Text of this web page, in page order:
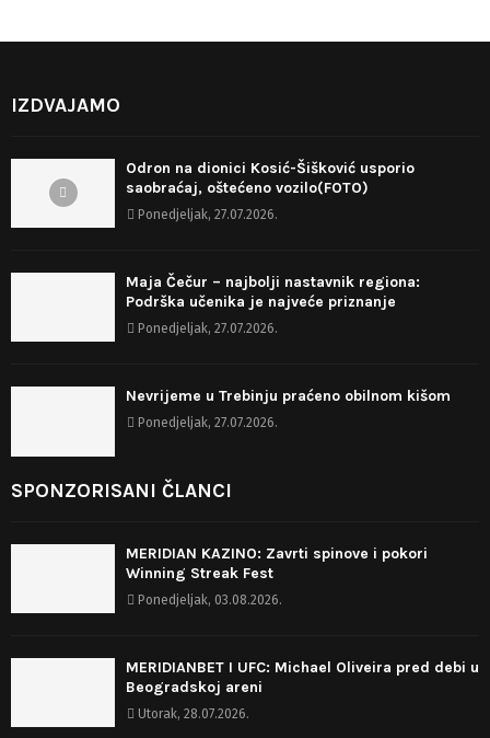
IZDVAJAMO
Odron na dionici Kosić-Šišković usporio
saobraćaj, oštećeno vozilo(FOTO)
Ponedjeljak, 27.07.2026.
Maja Čečur – najbolji nastavnik regiona:
Podrška učenika je najveće priznanje
Ponedjeljak, 27.07.2026.
Nevrijeme u Trebinju praćeno obilnom kišom
Ponedjeljak, 27.07.2026.
SPONZORISANI ČLANCI
MERIDIAN KAZINO: Zavrti spinove i pokori
Winning Streak Fest
Ponedjeljak, 03.08.2026.
MERIDIANBET I UFC: Michael Oliveira pred debi u
Beogradskoj areni
Utorak, 28.07.2026.